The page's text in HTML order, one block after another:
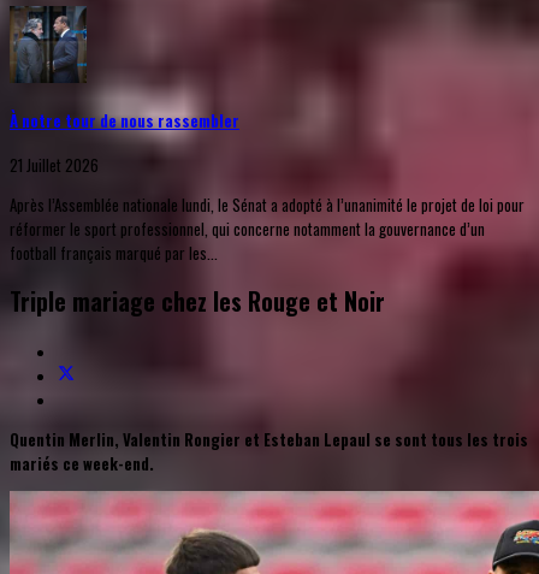
À notre tour de nous rassembler
21 Juillet 2026
Après l’Assemblée nationale lundi, le Sénat a adopté à l’unanimité le projet de loi pour
réformer le sport professionnel, qui concerne notamment la gouvernance d’un
football français marqué par les...
Triple mariage chez les Rouge et Noir
Quentin Merlin, Valentin Rongier et Esteban Lepaul se sont tous les trois
mariés ce week-end.